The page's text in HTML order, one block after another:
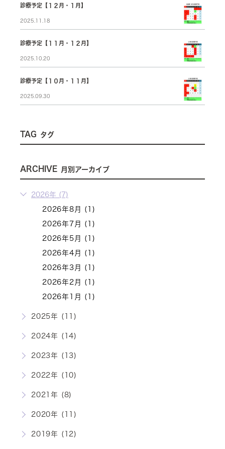
診療予定【１２月・１月】
2025.11.18
診療予定【１１月・１２月】
2025.10.20
診療予定【１０月・１１月】
2025.09.30
TAG タグ
ARCHIVE 月別アーカイブ
2026年 (7)
2026年8月 (1)
2026年7月 (1)
2026年5月 (1)
2026年4月 (1)
2026年3月 (1)
2026年2月 (1)
2026年1月 (1)
2025年 (11)
2024年 (14)
2023年 (13)
2022年 (10)
2021年 (8)
2020年 (11)
2019年 (12)